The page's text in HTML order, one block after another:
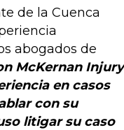
de la Cuenca
abogados de
McKernan Injury
en casos
con su
litigar su caso